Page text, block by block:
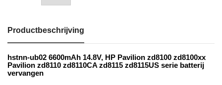
Productbeschrijving
hstnn-ub02 6600mAh 14.8V, HP Pavilion zd8100 zd8100xx
Pavilion zd8110 zd8110CA zd8115 zd8115US serie batterij
vervangen